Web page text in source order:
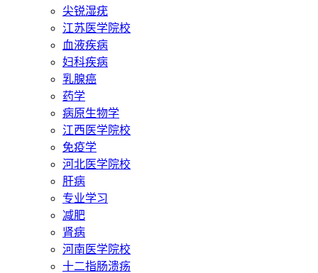
尖锐湿疣
江苏医学院校
血液疾病
妇科疾病
乳腺癌
药学
病原生物学
江西医学院校
免疫学
河北医学院校
肝病
专业学习
减肥
肾病
河南医学院校
十二指肠溃疡